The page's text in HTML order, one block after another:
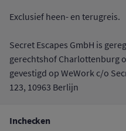
Exclusief heen- en terugreis.
Secret Escapes GmbH is
gerechtshof Charlottenburg
gevestigd op WeWork c/o
123, 10963 Berlijn
Inchecken